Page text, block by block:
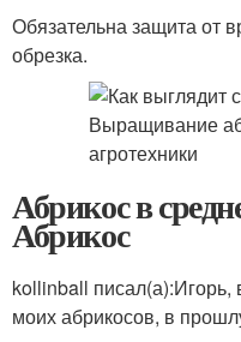
Обязательна защита от
обрезка.
Абрикос в
Абрикос
kollinball писал(а):Игорь,
моих абрикосов, в